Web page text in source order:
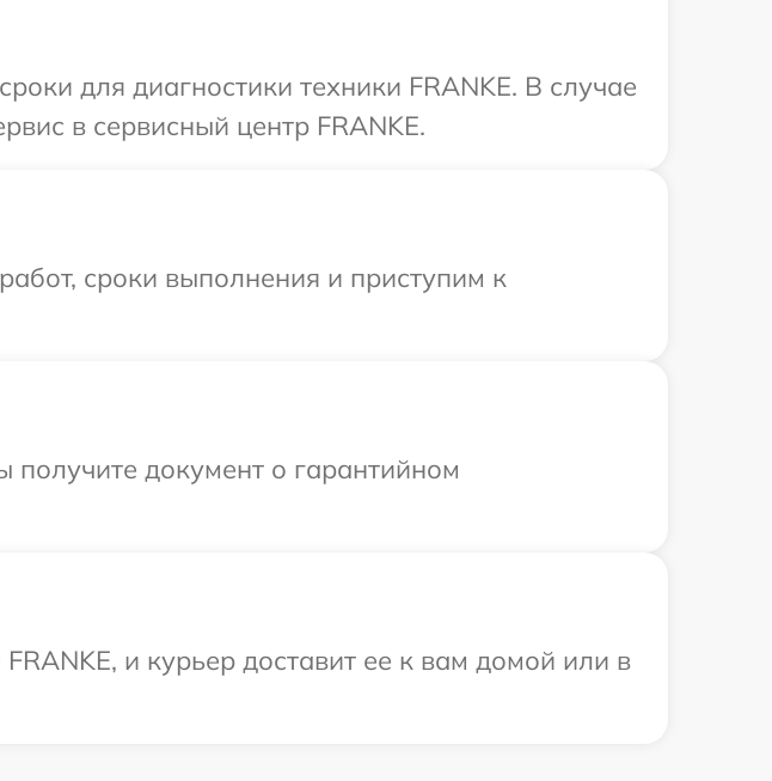
для диагностики техники FRANKE. В случае
в сервисный центр FRANKE.
сроки выполнения и приступим к
получите документ о гарантийном
и курьер доставит ее к вам домой или в